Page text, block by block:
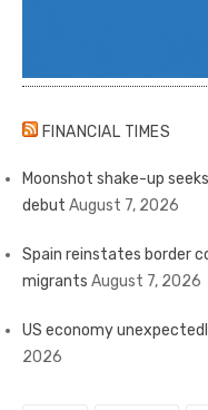
FINANCIAL TIMES
Moonshot shake-up
debut August 7, 2026
Spain reinstates border
migrants August 7, 2026
US economy
2026